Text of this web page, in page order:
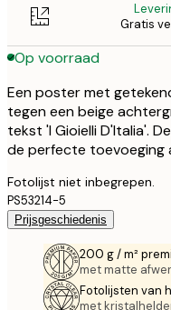
Gratis
Op voorraad
Een poster met
tegen een beige
tekst 'I Gioielli D'Italia'.
de perfecte toevoeging
Fotolijst niet inbegrepen.
PS53214-5
Prijsgeschiedenis
200 g / m²
met matte
Fotolijsten van
met